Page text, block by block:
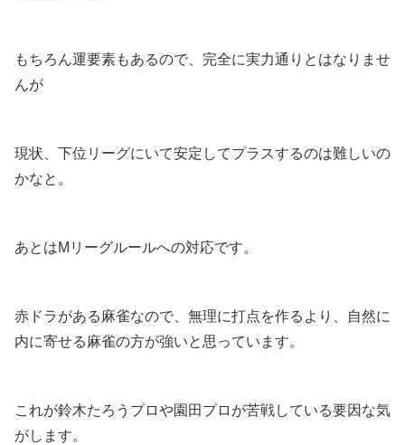
もちろん運要素もあるので、完全に実力通りとはなりませ
んが
現状、下位リーグにいて安定してプラスするのは難しいの
かなと。
あとはМリーグルールへの対応です。
赤ドラがある麻雀なので、無理に打点を作るより、自然に
内に寄せる麻雀の方が強いと思っています。
これが鈴木たろうプロや園田プロが苦戦している要因な気
がします。